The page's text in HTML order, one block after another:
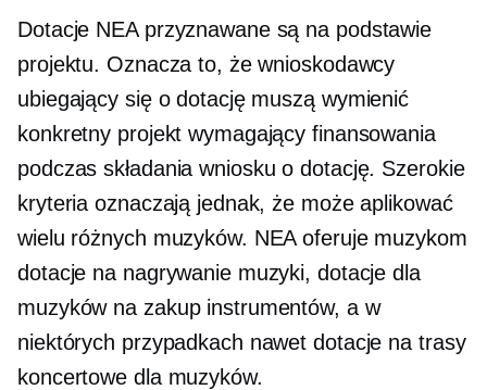
Dotacje NEA przyznawane są na podstawie
projektu. Oznacza to, że wnioskodawcy
ubiegający się o dotację muszą wymienić
konkretny projekt wymagający finansowania
podczas składania wniosku o dotację. Szerokie
kryteria oznaczają jednak, że może aplikować
wielu różnych muzyków. NEA oferuje muzykom
dotacje na nagrywanie muzyki, dotacje dla
muzyków na zakup instrumentów, a w
niektórych przypadkach nawet dotacje na trasy
koncertowe dla muzyków.